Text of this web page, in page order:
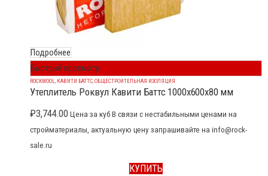
Подробнее
Быстрый просмотр
ROCKWOOL КАВИТИ БАТТС ОБЩЕСТРОИТЕЛЬНАЯ ИЗОЛЯЦИЯ
Утеплитель Роквул Кавити Баттс 1000x600x80 мм
₽3,744.00 Цена за куб В связи с нестабильными ценами на
стройматериалы, актуальную цену запрашивайте на info@rock-
sale.ru
КУПИТЬ